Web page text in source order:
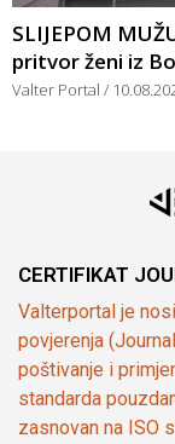
SLIJEPOM
pritvor ženi iz
Valter Portal
CERTIFIKAT
Valterportal je
povjerenja
poštivanje i
standarda
zasnovan na ISO